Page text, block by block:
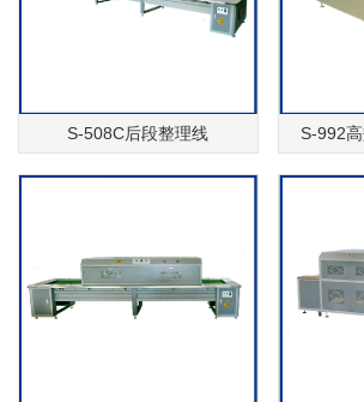
S-508C后段整理线 S-992